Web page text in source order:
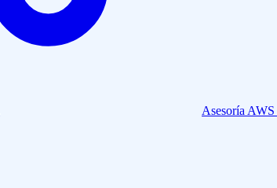
Asesoría AWS